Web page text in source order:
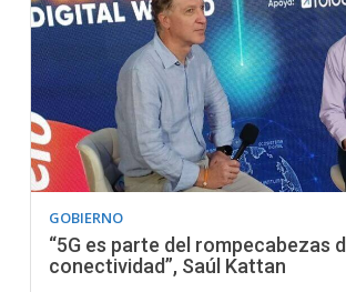
GOBIERNO
“5G es parte del rompecabezas
conectividad”, Saúl Kattan